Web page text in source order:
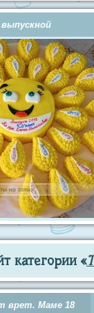
категории «
врет. Маме 18